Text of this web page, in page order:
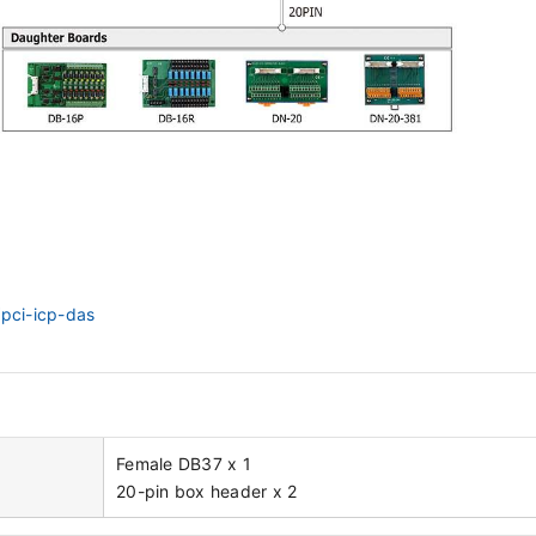
icp-das
Female DB37 x 1
20-pin box header x 2